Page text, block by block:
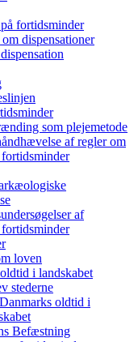
fortidsminder
dispensationer
som plejemetode
af regler om
af
loven
i landskabet
stederne
oldtid i
Befæstning